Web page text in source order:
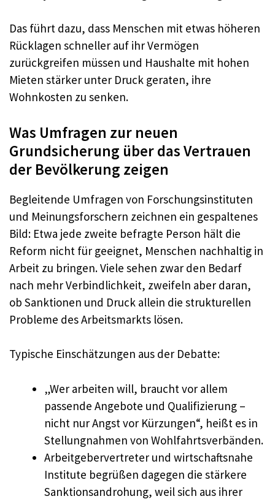
Das führt dazu, dass Menschen mit etwas höheren
Rücklagen schneller auf ihr Vermögen
zurückgreifen müssen und Haushalte mit hohen
Mieten stärker unter Druck geraten, ihre
Wohnkosten zu senken.
Was Umfragen zur neuen
Grundsicherung über das Vertrauen
der Bevölkerung zeigen
Begleitende Umfragen von Forschungsinstituten
und Meinungsforschern zeichnen ein gespaltenes
Bild: Etwa jede zweite befragte Person hält die
Reform nicht für geeignet, Menschen nachhaltig in
Arbeit zu bringen. Viele sehen zwar den Bedarf
nach mehr Verbindlichkeit, zweifeln aber daran,
ob Sanktionen und Druck allein die strukturellen
Probleme des Arbeitsmarkts lösen.
Typische Einschätzungen aus der Debatte:
„Wer arbeiten will, braucht vor allem
passende Angebote und Qualifizierung –
nicht nur Angst vor Kürzungen“, heißt es in
Stellungnahmen von Wohlfahrtsverbänden.
Arbeitgebervertreter und wirtschaftsnahe
Institute begrüßen dagegen die stärkere
Sanktionsandrohung, weil sich aus ihrer